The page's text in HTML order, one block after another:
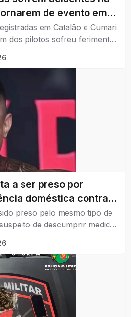
de evento em
em Catalão e Cumari
dos pilotos sofreu ferimentos
a ser preso por
doméstica contra
Uberlândia.
preso pelo mesmo tipo de
de descumprir medida